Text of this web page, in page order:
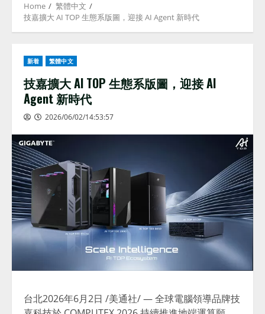
Home
繁體中文
技嘉擴大 AI TOP 生態系版圖，迎接 AI Agent 新時代
新着 繁體中文
技嘉擴大 AI TOP 生態系版圖，迎接 AI
Agent 新時代
2026/06/02/14:53:57
台北2026年6月2日 /美通社/ — 全球電腦領導品牌技